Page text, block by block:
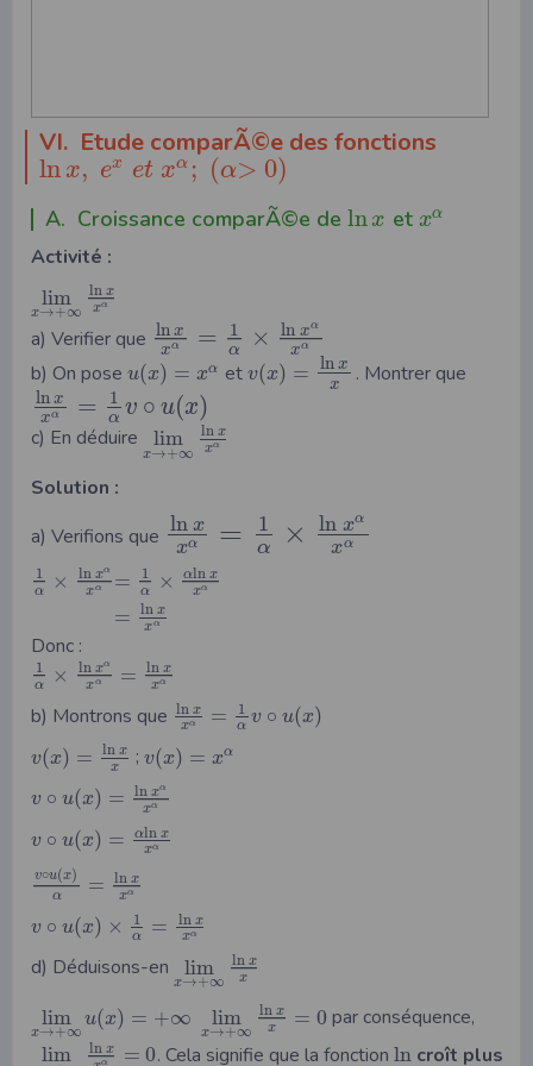
VI. Etude comparÃ©e des fonctions
ln x, ex et xα ; (α> 0)
A. Croissance comparÃ©e de lnx et xα
Activité :
lim
x→+∞
ln x
xα
a) Verifier que ln x
xα = 1
α × ln xα
xα
b) On pose u(x) = xα et v(x) = ln x
x
. Montrer que
ln x
xα = 1
α v ∘ u(x)
c) En déduire lim
x→+∞
ln x
xα
Solution :
a) Verifions que ln x
xα = 1
α × ln xα
xα
1
α × ln xα
xα = 1
α × αln x
xα
= ln x
xα
Donc :
1
α × ln xα
xα = ln x
xα
b) Montrons que ln x
xα = 1
α v ∘ u(x)
v(x) = ln x
x
; v(x) = xα
v ∘ u(x) = ln xα
xα
v ∘ u(x) = αln x
xα
v∘u(x)
α = ln x
xα
v ∘ u(x) × 1
α = ln x
xα
d) Déduisons-en lim
x→+∞
ln x
x
lim
x→+∞
u(x) = +∞ lim
x→+∞
ln x
x
= 0 par conséquence,
lim ln x
α = 0. Cela signifie que la fonction ln croît plus